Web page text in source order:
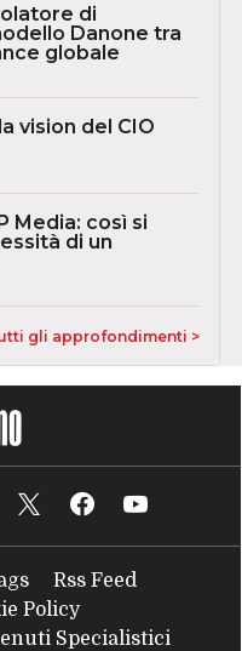
di
Danone tra
globale
vision del CIO
Media: così si
di un
gli approfondimenti >
Rss Feed
Policy
Specialistici